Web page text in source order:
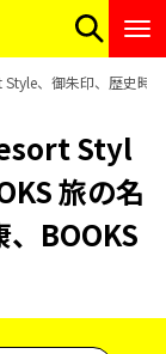
、御朱印、歴史時
Styl
旅の名
BOOKS